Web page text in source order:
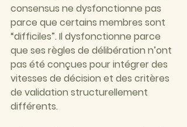
consensus ne dysfonctionne pas
parce que certains membres sont
“difficiles”. Il dysfonctionne parce
que ses règles de délibération n’ont
pas été conçues pour intégrer des
vitesses de décision et des critères
de validation structurellement
différents.